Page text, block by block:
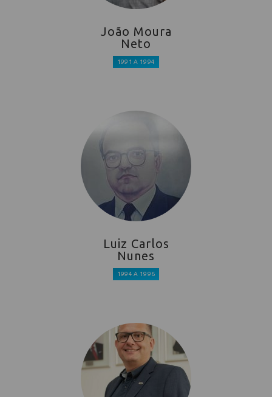
João Moura
Neto
1991 A 1994
Luiz Carlos
Nunes
1994 A 1996